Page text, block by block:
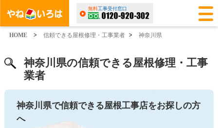
無料工事受付窓口
HOME > 信頼できる屋根修理・工事業者 > 神奈川県
神奈川県の信頼できる屋根修理・工事
業者
神奈川県で信頼できる屋根工事店をお探しの方
へ